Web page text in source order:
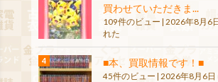
買わせていただきま...
109件のビュー | 2026年8月6
れた
■本、買取情報です！■
45件のビュー
2026年8月6日